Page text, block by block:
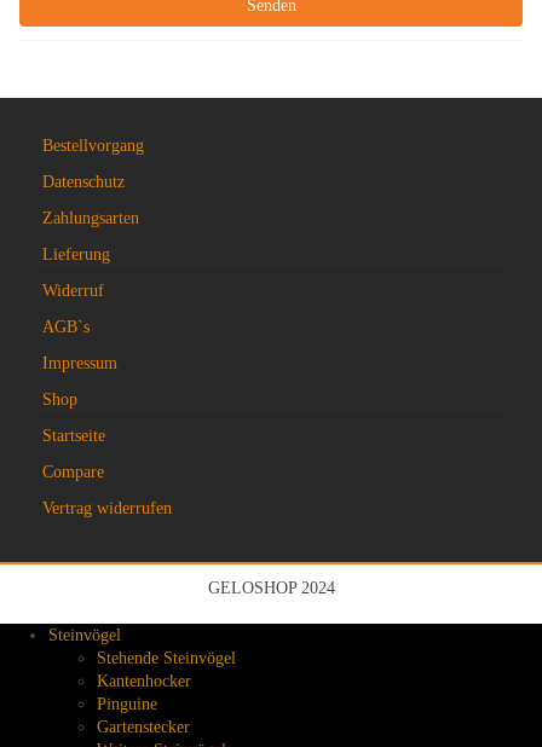
Bestellvorgang
Datenschutz
Zahlungsarten
Lieferung
Widerruf
AGB`s
Impressum
Shop
Startseite
Compare
Vertrag widerrufen
GELOSHOP 2024
Steinvögel
Stehende Steinvögel
Kantenhocker
Pinguine
Gartenstecker